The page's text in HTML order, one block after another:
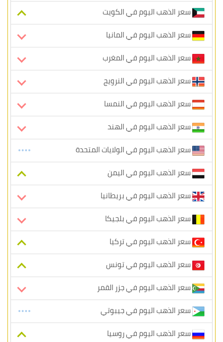
سعر الذهب اليوم في الكويت
سعر الذهب اليوم في المانيا
سعر الذهب اليوم في المغرب
سعر الذهب اليوم في النرويج
سعر الذهب اليوم في النمسا
سعر الذهب اليوم في الهند
سعر الذهب اليوم في الولايات المتحدة
سعر الذهب اليوم في اليمن
سعر الذهب اليوم في بريطانيا
سعر الذهب اليوم في بلجيكا
سعر الذهب اليوم في تركيا
سعر الذهب اليوم في تونس
سعر الذهب اليوم في جزر القمر
سعر الذهب اليوم في جيبوتي
سعر الذهب اليوم في روسيا